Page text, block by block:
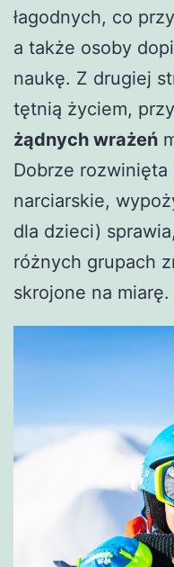
łagodnych, co
a także osoby
naukę. Z drugiej
tętnią życiem,
żądnych wrażeń
Dobrze rozwinięta
narciarskie,
dla dzieci)
różnych grupach
skrojone na miarę.